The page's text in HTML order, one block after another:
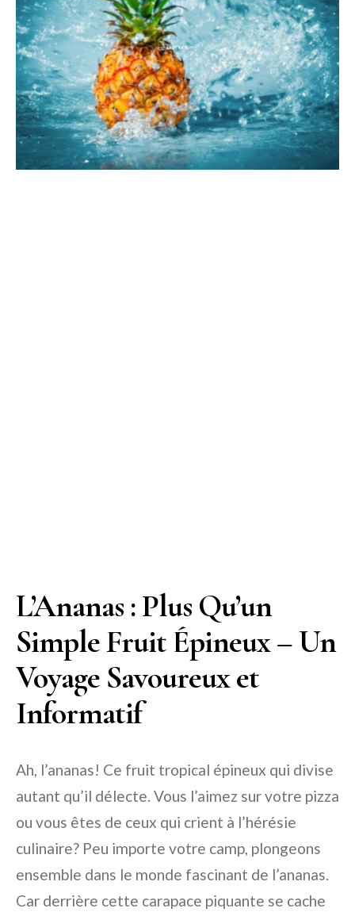
L’Ananas : Plus Qu’un
Simple Fruit Épineux – Un
Voyage Savoureux et
Informatif
Ah, l’ananas! Ce fruit tropical épineux qui divise
autant qu’il délecte. Vous l’aimez sur votre pizza
ou vous êtes de ceux qui crient à l’hérésie
culinaire? Peu importe votre camp, plongeons
ensemble dans le monde fascinant de l’ananas.
Car derrière cette carapace piquante se cache